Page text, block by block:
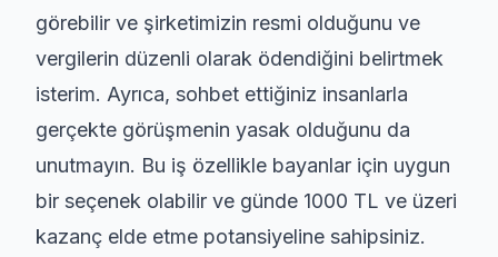
görebilir ve şirketimizin resmi olduğunu ve
vergilerin düzenli olarak ödendiğini belirtmek
isterim. Ayrıca, sohbet ettiğiniz insanlarla
gerçekte görüşmenin yasak olduğunu da
unutmayın. Bu iş özellikle bayanlar için uygun
bir seçenek olabilir ve günde 1000 TL ve üzeri
kazanç elde etme potansiyeline sahipsiniz.